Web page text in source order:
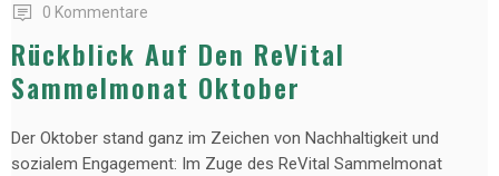
0 Kommentare
Rückblick Auf Den ReVital
Sammelmonat Oktober
Der Oktober stand ganz im Zeichen von Nachhaltigkeit und
sozialem Engagement: Im Zuge des ReVital Sammelmonat